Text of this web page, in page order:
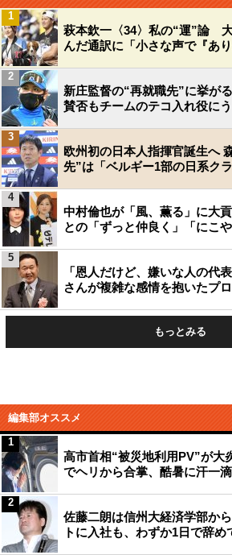
萩本欽一〈34〉私の“運”論
んだ通訳に「小さな声で『あり
1
新庄監督の“再就職先”に挙が
賛否もチームのテコ入れ役に
2
欧州初の日本人指揮官誕生へ
先”は「ベルギー1部の日系ク
3
中村倫也が「風、薫る」に大
との「ずっと仲良く」「にこ
4
「恩人だけど、嫌いな人の代
さんが複雑な感情を抱いたプ
5
もっとみる
編集部オススメ
高市首相“被災地利用PV”が大
でヘリから合掌、酷暑に汗一
1
佐藤二朗は信州大経済学部か
トに入社も、わずか1日で辞め
2